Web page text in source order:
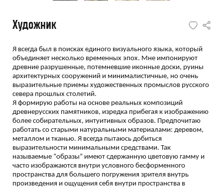
Художник
Я всегда был в поисках единого визуального языка, который
объединяет несколько временных эпох. Мне импонируют
древние разрушенные, потемневшие иконные доски, руины
архитектурных сооружений и минималистичные, но очень
выразительные приемы художественных промыслов русского
севера прошлых столетий.
Я формирую работы на основе реальных композиций
древнерусских памятников, изредка прибегая к изображению
более собирательных, интуитивных образов. Предпочитаю
работать со старыми натуральными материалами: деревом,
металлом и тканью. Я всегда пытаюсь добиться
выразительности минимальными средствами. Так
называемые “образы” имеют сдержанную цветовую гамму и
часто изображаются внутри условного бесформенного
пространства для большего погружения зрителя внутрь
произведения и ощущения себя внутри пространства в